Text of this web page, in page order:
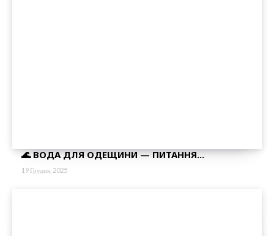
🌊 ВОДА ДЛЯ ОДЕЩИНИ — ПИТАННЯ...
19 Грудня, 2025